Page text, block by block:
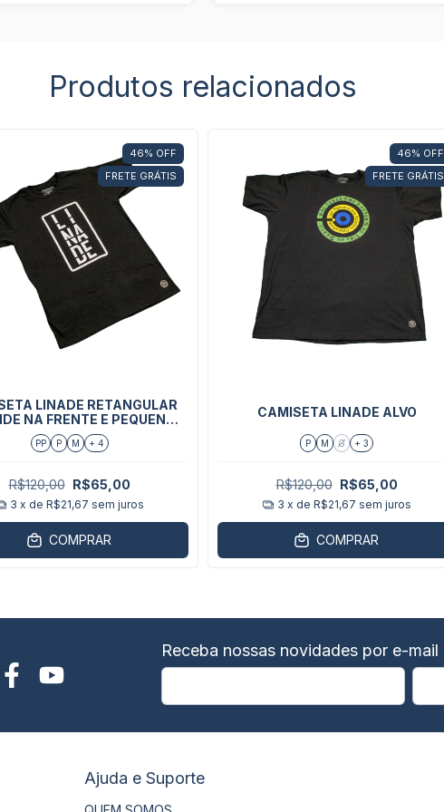
Produtos relacionados
46% OFF
FRETE GRÁTIS
LINADE RETANGULAR
NA FRENTE E PEQUENO
NAS COSTAS
PP P M + 4
R$120,00 R$65,00
3 x de R$21,67 sem juros
COMPRAR
46% OFF
FRETE GRÁTIS
CAMISETA LINADE ALVO
P M G + 3
R$120,00 R$65,00
3 x de R$21,67 sem juros
COMPRAR
Receba nossas novidades por e-mail
Ajuda e Suporte